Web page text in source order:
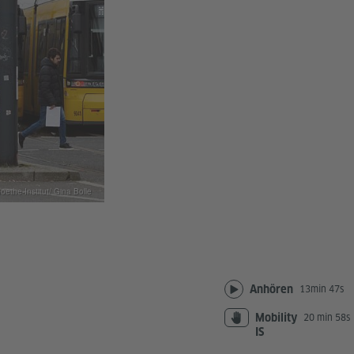
Institut/ Gina Bolle
Anhören 13min 47s
Mobility
IS
20 min 58s